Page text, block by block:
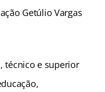
Getúlio Vargas
técnico e superior